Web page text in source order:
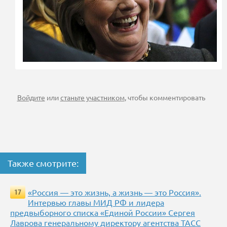
Войдите илистаньте участником, чтобы комментировать
Также смотрите:
17
«Россия — это жизнь, а жизнь — это Россия».
Интервью главы МИД РФ и лидера
предвыборного списка «Единой России» Сергея
Лаврова генеральному директору агентства ТАСС